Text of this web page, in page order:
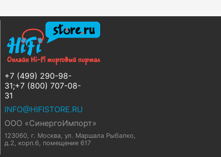
+7 (499) 290-98-
31;+7 (800) 707-08-
31
INFO@HIFISTORE.RU
ООО «СинергоИмпорт»
123060, г. Москва, ул. Маршала Рыбалко,
д.2, корп.6, помещение 617